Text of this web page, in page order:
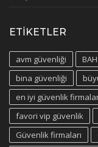
ETIKETLER
avm güvenliği
bina güvenliği
en iyi güvenlik
favori vip güvenlik
Güvenlik firmaları